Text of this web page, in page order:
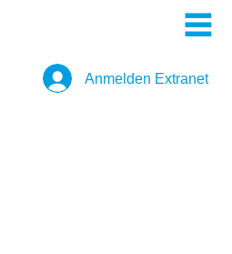
Anmelden Extranet